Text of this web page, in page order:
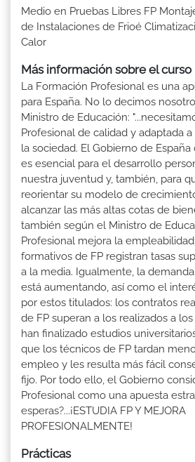
Medio en Pruebas Libres FP
de Instalaciones de Frioé
Calor
Más información sobre el curso
La Formación Profesional es una
para España. No lo decimos
Ministro de Educación:
Profesional de calidad y adaptada
la sociedad. El Gobierno de
es esencial para el desarrollo
nuestra juventud y, también, para
reorientar su modelo de
alcanzar las más altas cotas de
también según el Ministro de
Profesional mejora la
formativos de FP registran tasas
a la media. Igualmente, la
está aumentando, así como el
por estos titulados: los contratos
de FP superan a los realizados a
han finalizado estudios
que los técnicos de FP tardan
empleo y les resulta más fácil
fijo. Por todo ello, el Gobierno
Profesional como una apuesta
esperas?...¡ESTUDIA FP Y MEJORA
PROFESIONALMENTE!
Prácticas